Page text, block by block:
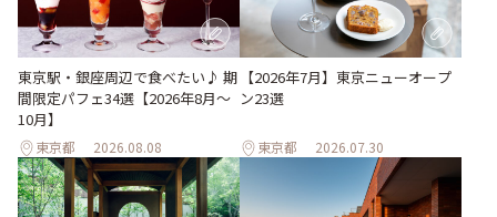
東京駅・銀座周辺で食べたい♪ 期
間限定パフェ34選【2026年8月～
10月】
東京都 2026.08.08
【2026年7月】東京ニューオープ
ン23選
東京都 2026.07.30